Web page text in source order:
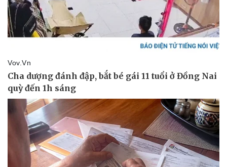
Tin nóng
Tư vấn luật
Phân tích